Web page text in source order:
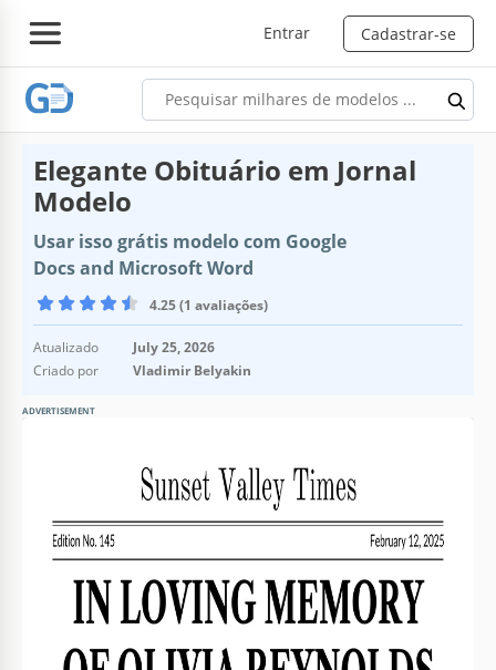
Entrar Cadastrar-se
Elegante Obituário em Jornal
Modelo
Usar isso grátis modelo com Google
Docs and Microsoft Word
4.25 (1 avaliações)
Atualizado
July 25, 2026
Criado por
Vladimir Belyakin
ADVERTISEMENT